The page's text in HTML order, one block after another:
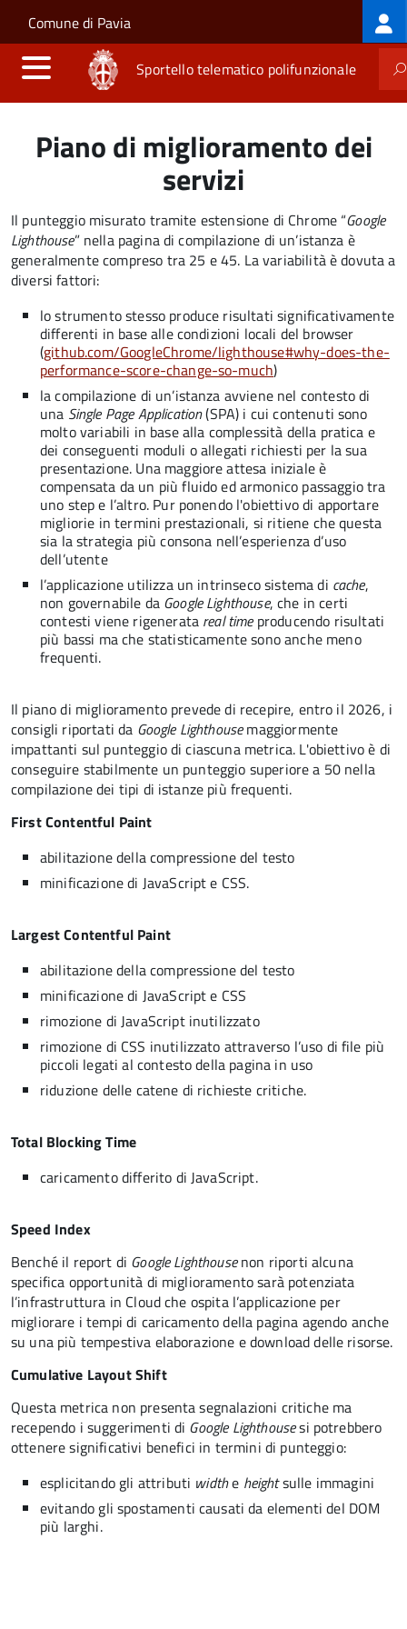
Salta al contenuto principale
Skip to site navigation
Comune di Pavia
Sportello telematico polifunzionale
Piano di miglioramento dei
servizi
Il punteggio misurato tramite estensione di Chrome “Google
Lighthouse” nella pagina di compilazione di un’istanza è
generalmente compreso tra 25 e 45. La variabilità è dovuta a
diversi fattori:
lo strumento stesso produce risultati significativamente
differenti in base alle condizioni locali del browser
(github.com/GoogleChrome/lighthouse#why-does-the-
performance-score-change-so-much)
la compilazione di un’istanza avviene nel contesto di
una Single Page Application(SPA) i cui contenuti sono
molto variabili in base alla complessità della pratica e
dei conseguenti moduli o allegati richiesti per la sua
presentazione. Una maggiore attesa iniziale è
compensata da un più fluido ed armonico passaggio tra
uno step e l’altro. Pur ponendo l'obiettivo di apportare
migliorie in termini prestazionali, si ritiene che questa
sia la strategia più consona nell’esperienza d’uso
dell’utente
l’applicazione utilizza un intrinseco sistema di cache,
non governabile da Google Lighthouse, che in certi
contesti viene rigenerata real timeproducendo risultati
più bassi ma che statisticamente sono anche meno
frequenti.
Il piano di miglioramento prevede di recepire, entro il 2026, i
consigli riportati da Google Lighthousemaggiormente
impattanti sul punteggio di ciascuna metrica. L'obiettivo è di
conseguire stabilmente un punteggio superiore a 50 nella
compilazione dei tipi di istanze più frequenti.
First Contentful Paint
abilitazione della compressione del testo
minificazione di JavaScript e CSS.
Largest Contentful Paint
abilitazione della compressione del testo
minificazione di JavaScript e CSS
rimozione di JavaScript inutilizzato
rimozione di CSS inutilizzato attraverso l’uso di file più
piccoli legati al contesto della pagina in uso
riduzione delle catene di richieste critiche.
Total Blocking Time
caricamento differito di JavaScript.
Speed Index
Benché il report di Google Lighthousenon riporti alcuna
specifica opportunità di miglioramento sarà potenziata
l’infrastruttura in Cloud che ospita l’applicazione per
migliorare i tempi di caricamento della pagina agendo anche
su una più tempestiva elaborazione e download delle risorse.
Cumulative Layout Shift
Questa metrica non presenta segnalazioni critiche ma
recependo i suggerimenti di Google Lighthousesi potrebbero
ottenere significativi benefici in termini di punteggio:
esplicitando gli attributi widthe heightsulle immagini
evitando gli spostamenti causati da elementi del DOM
più larghi.